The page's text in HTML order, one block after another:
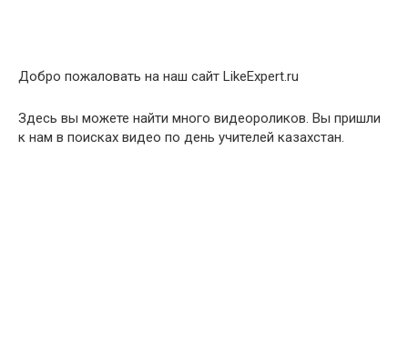
Добро пожаловать на наш сайт LikeExpert.ru
Здесь вы можете найти много видеороликов. Вы пришли
к нам в поисках видео по день учителей казахстан.